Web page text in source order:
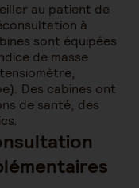
au patient de
à
sont équipées
de masse
Des cabines ont
de santé, des